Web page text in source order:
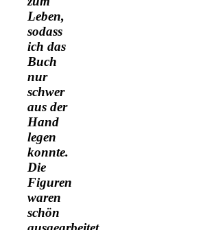
Leben,
sodass
ich das
Buch
nur
schwer
aus der
Hand
legen
konnte.
Die
Figuren
waren
schön